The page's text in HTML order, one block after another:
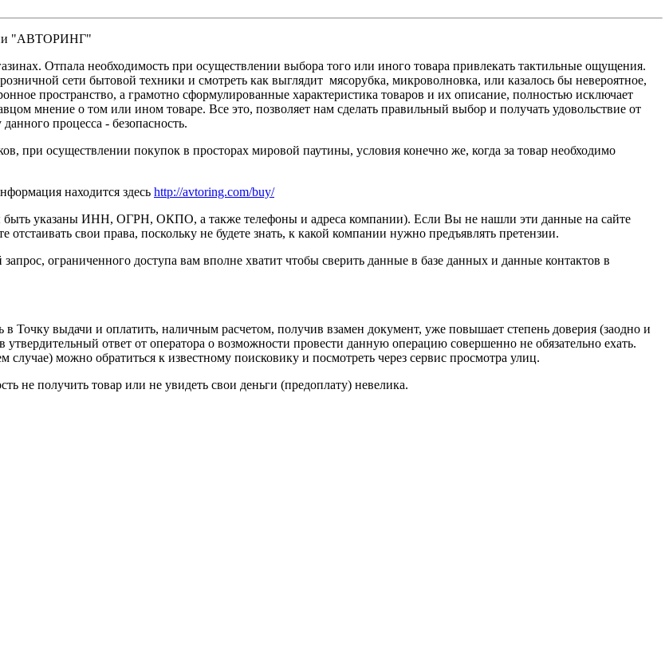
"АВТОРИНГ"
Отпала необходимость при осуществлении выбора того или иного товара привлекать тактильные ощущения.
сети бытовой техники и смотреть как выглядит мясорубка, микроволновка, или казалось бы невероятное,
пространство, а грамотно сформулированные характеристика товаров и их описание, полностью исключает
мнение о том или ином товаре. Все это, позволяет нам сделать правильный выбор и получать удовольствие от
процесса - безопасность.
при осуществлении покупок в просторах мировой паутины, условия конечно же, когда за товар необходимо
находится здесь http://avtoring.com/buy/
быть указаны ИНН, ОГРН, ОКПО, а также телефоны и адреса компании). Если Вы не нашли эти данные на сайте
свои права, поскольку не будете знать, к какой компании нужно предъявлять претензии.
ограниченного доступа вам вполне хватит чтобы сверить данные в базе данных и данные контактов в
Точку выдачи и оплатить, наличным расчетом, получив взамен документ, уже повышает степень доверия (заодно и
ответ от оператора о возможности провести данную операцию совершенно не обязательно ехать.
случае) можно обратиться к известному поисковику и посмотреть через сервис просмотра улиц.
не получить товар или не увидеть свои деньги (предоплату) невелика.